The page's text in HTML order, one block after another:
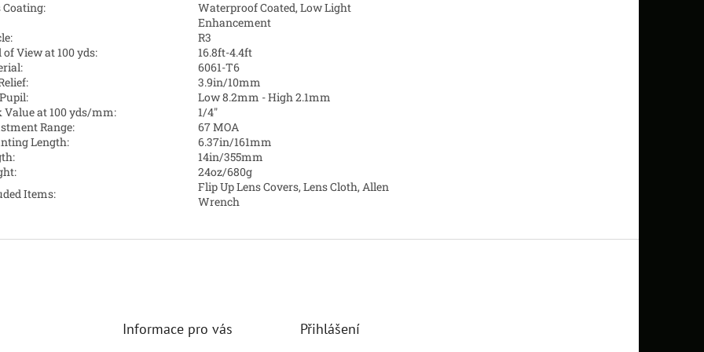
Coating:
Waterproof Coated, Low Light
Enhancement
R3
of View at 100 yds:
16.8ft-4.4ft
6061-T6
3.9in/10mm
Low 8.2mm - High 2.1mm
Value at 100 yds/mm:
1/4"
Range:
67 MOA
Length:
6.37in/161mm
14in/355mm
24oz/680g
Items:
Flip Up Lens Covers, Lens Cloth, Allen
Wrench
Informace pro vás Přihlášení